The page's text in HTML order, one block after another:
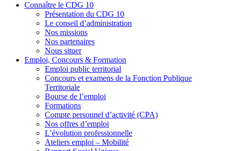
Connaître le CDG 10
Présentation du CDG 10
Le conseil d’administration
Nos missions
Nos partenaires
Nous situer
Emploi, Concours & Formation
Emploi public territorial
Concours et examens de la Fonction Publique
Territoriale
Bourse de l’emploi
Formations
Compte personnel d’activité (CPA)
Nos offres d’emploi
L’évolution professionnelle
Ateliers emploi – Mobilité